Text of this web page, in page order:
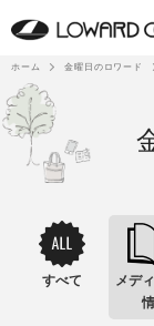
ホーム 金曜日のロワード
すべて
メデ